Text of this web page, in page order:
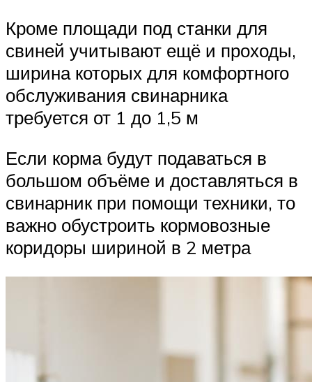
Кроме площади под станки для
свиней учитывают ещё и проходы,
ширина которых для комфортного
обслуживания свинарника
требуется от 1 до 1,5 м
Если корма будут подаваться в
большом объёме и доставляться в
свинарник при помощи техники, то
важно обустроить кормовозные
коридоры шириной в 2 метра